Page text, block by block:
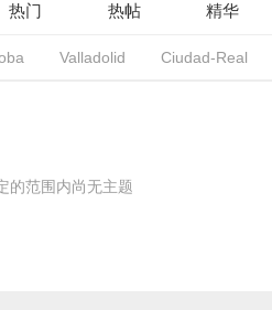
热门 热帖 精华
Valladolid Ciudad-Real
的范围内尚无主题